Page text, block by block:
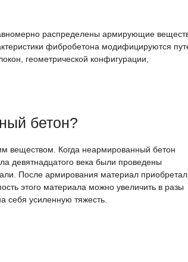
распределены армирующие
фибробетона модифицируются
геометрической конфигурации,
бетон?
веществом. Когда неармированный бетон
девятнадцатого века были проведены
После армирования материал приобретал
этого материала можно увеличить в разы
себя усиленную тяжесть.